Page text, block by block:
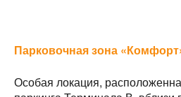
Парковочная зона
Особая локация,